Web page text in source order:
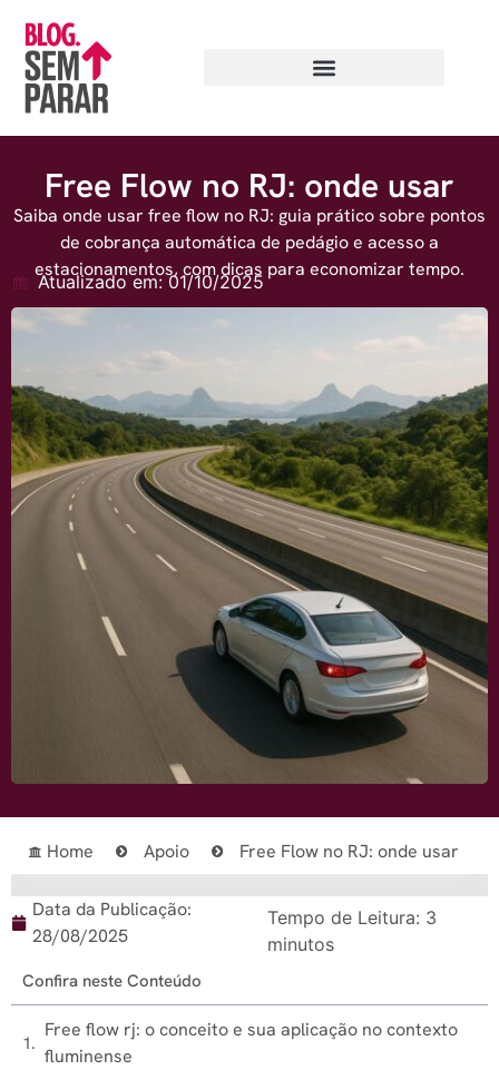
Free Flow no RJ: onde usar
Saiba onde usar free flow no RJ: guia prático sobre pontos
de cobrança automática de pedágio e acesso a
estacionamentos, com dicas para economizar tempo.
Atualizado em: 01/10/2025
Home Apoio Free Flow no RJ: onde usar
Data da Publicação:
28/08/2025
Tempo de Leitura: 3
minutos
Confira neste Conteúdo
Free flow rj​: o conceito e sua aplicação no contexto
fluminense